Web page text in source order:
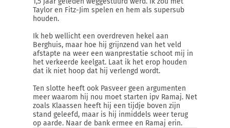
Taylor en Fitz-Jim spelen en hem als supersub
houden.
Ik heb wellicht een overdreven hekel aan
Berghuis, maar hoe hij grijnzend van het veld
afstapte na weer een wanprestatie schoot mij in
het verkeerde keelgat. Laat ik het erop houden
dat ik niet hoop dat hij verlengd wordt.
Ten slotte heeft ook Pasveer geen argumenten
meer waarom hij nou moet starten ipv Ramaj. Net
zoals Klaassen heeft hij een tijdje boven zijn
stand geleefd, maar is hij inmiddels weer terug
op aarde. Naar de bank ermee en Ramaj erin.